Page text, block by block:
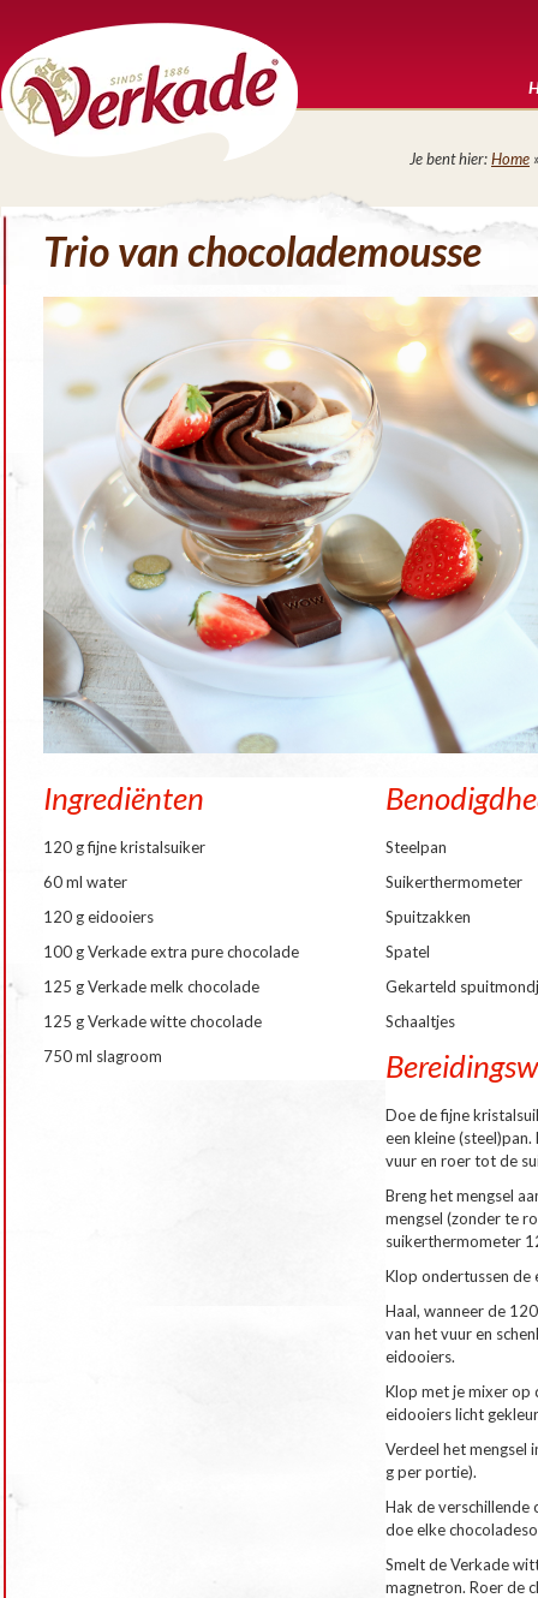
Je bent hier:Home
Trio van chocolademousse
Ingrediënten
120 g fijne kristalsuiker
60 ml water
120 g eidooiers
100 g Verkade extra pure chocolade
125 g Verkade melk chocolade
125 g Verkade witte chocolade
750 ml slagroom
Steelpan
Suikerthermometer
Spuitzakken
Spatel
Gekarteld
Schaaltjes
Doe de fijne
een kleine
vuur en roer tot de
Breng het mengsel
mengsel (zonder te
suikerthermometer
Klop ondertussen de
Haal, wanneer de
van het vuur en
eidooiers.
Klop met je mixer op
eidooiers licht
Verdeel het mengsel
g per portie).
Hak de verschillende
doe elke
Smelt de Verkade
magnetron. Roer de